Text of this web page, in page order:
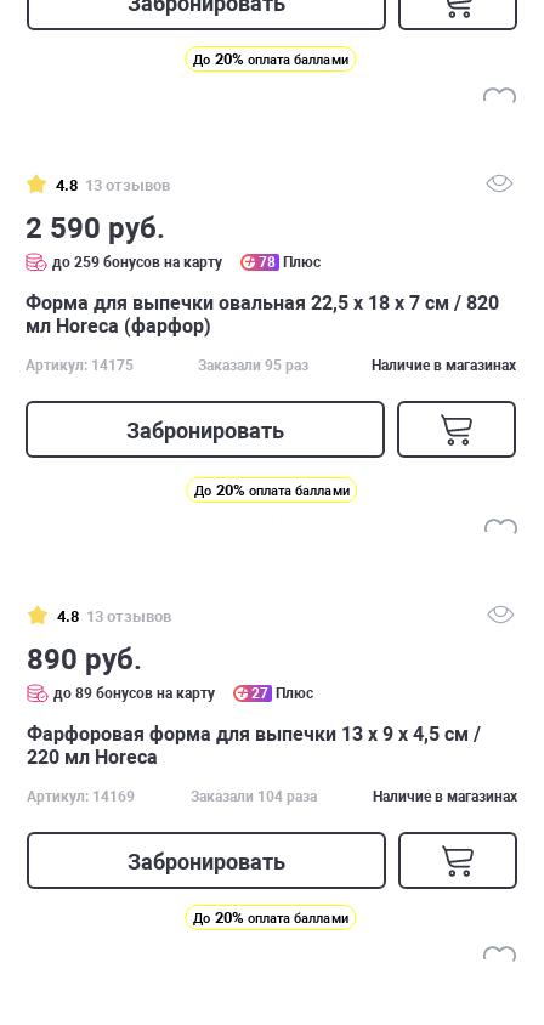
До 20% оплата баллами
4.8 13 отзывов
2 590 руб.
до 259 бонусов на карту 78 Плюс
Форма для выпечки овальная 22,5 х 18 х 7 см / 820
мл Horeca (фарфор)
Артикул: 14175 Заказали 95 раз Наличие в магазинах
Забронировать
До 20% оплата баллами
4.8 13 отзывов
890 руб.
до 89 бонусов на карту 27 Плюс
Фарфоровая форма для выпечки 13 х 9 х 4,5 см /
220 мл Horeca
Артикул: 14169 Заказали 104 раза Наличие в магазинах
Забронировать
До 20% оплата баллами